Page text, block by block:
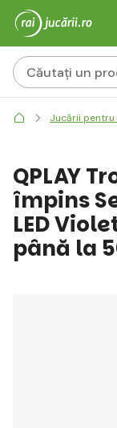
Jucării pentru
QPLAY
împins
LED
până la